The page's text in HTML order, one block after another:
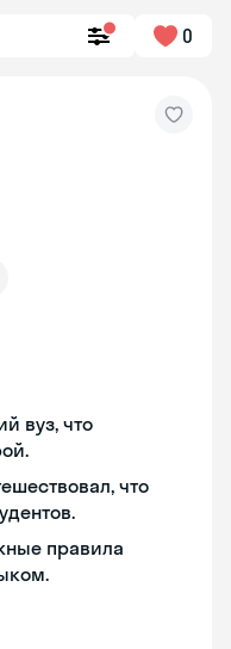
0
вуз, что
что
правила